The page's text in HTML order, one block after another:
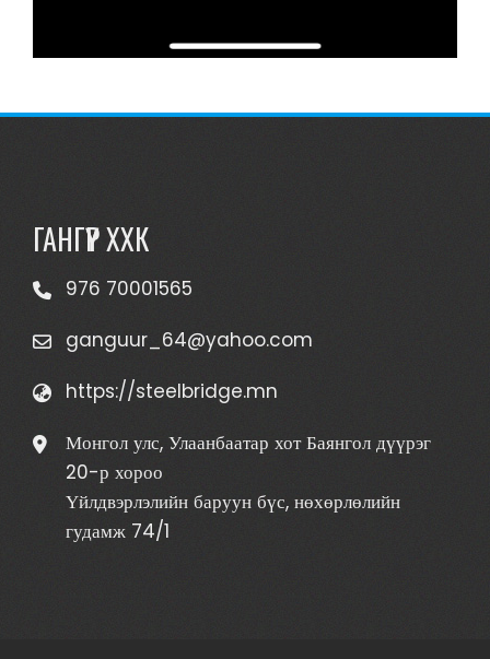
ГАНГҮҮР ХХК
976 70001565
ganguur_64@yahoo.com
https://steelbridge.mn
Монгол улс, Улаанбаатар хот Баянгол дүүрэг
20-р хороо
Үйлдвэрлэлийн баруун бүс, нөхөрлөлийн
гудамж 74/1